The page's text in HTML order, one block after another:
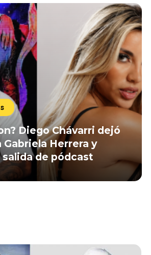
Diego Chávarri dejó
Gabriela Herrera y
salida de pódcast